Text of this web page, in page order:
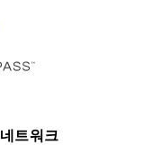
네트워크